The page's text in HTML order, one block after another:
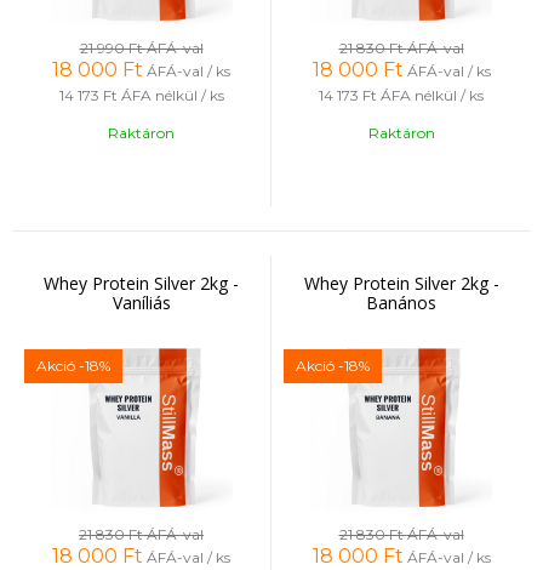
21 990 FtÁFÁ-val
18 000 Ft ÁFÁ-val / ks
14 173 Ft ÁFA nélkül / ks
Raktáron
21 830 FtÁFÁ-val
18 000 Ft ÁFÁ-val / ks
14 173 Ft ÁFA nélkül / ks
Raktáron
Whey Protein Silver 2kg -
Vaníliás
Akció -18%
21 830 FtÁFÁ-val
18 000 Ft ÁFÁ-val / ks
Whey Protein Silver 2kg -
Banános
Akció -18%
21 830 FtÁFÁ-val
18 000 Ft ÁFÁ-val / ks